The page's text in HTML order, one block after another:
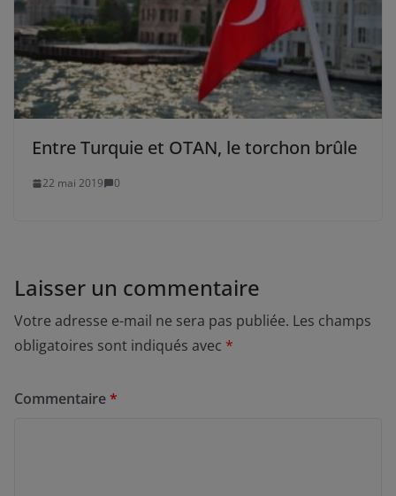
Entre Turquie et OTAN, le torchon brûle
22 mai 2019 0
Laisser un commentaire
Votre adresse e-mail ne sera pas publiée. Les champs
obligatoires sont indiqués avec *
Commentaire*